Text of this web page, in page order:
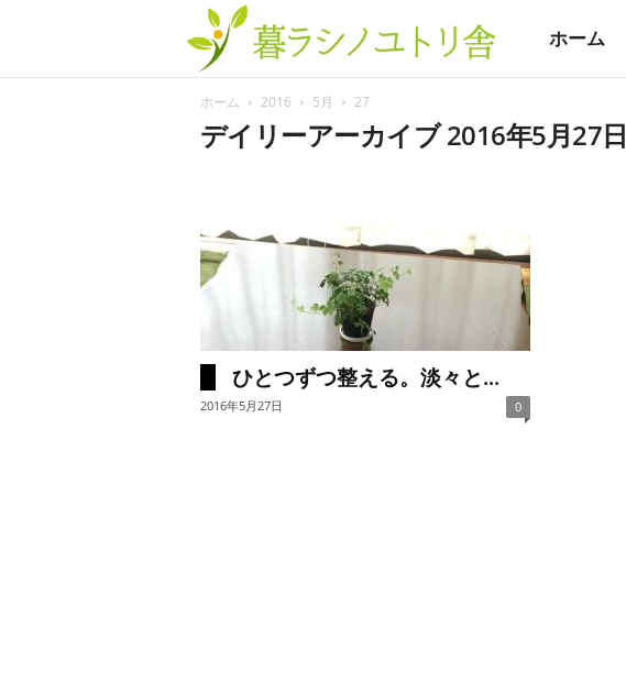
ホーム
ホーム 2016 5月 27
デイリーアーカイブ 2016年5月27日
ひとつずつ整える。淡々と...
2016年5月27日 0